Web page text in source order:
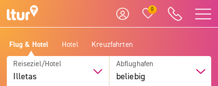
0
Flug & Hotel Hotel Kreuzfahrten
Reiseziel/Hotel
Illetas
Abflughafen
beliebig